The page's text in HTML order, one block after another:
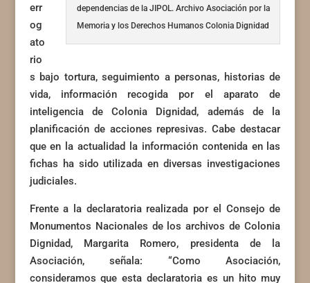
dependencias de la JIPOL. Archivo Asociación por la
Memoria y los Derechos Humanos Colonia Dignidad
err
og
ato
rio
s bajo tortura, seguimiento a personas, historias de
vida, información recogida por el aparato de
inteligencia de Colonia Dignidad, además de la
planificación de acciones represivas. Cabe destacar
que en la actualidad la información contenida en las
fichas ha sido utilizada en diversas investigaciones
judiciales.
Frente a la declaratoria realizada por el Consejo de
Monumentos Nacionales de los archivos de Colonia
Dignidad, Margarita Romero, presidenta de la
Asociación, señala: “Como Asociación,
consideramos que esta declaratoria es un hito muy